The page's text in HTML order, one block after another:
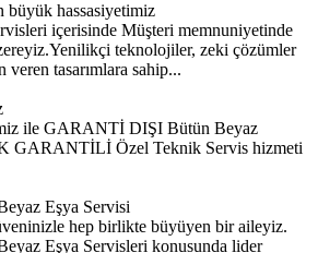
büyük hassasiyetimiz
içerisinde Müşteri memnuniyetinde
teknolojiler, zeki çözümler
veren tasarımlara sahip...
ile GARANTİ DIŞI Bütün Beyaz
GARANTİLİ Özel Teknik Servis hizmeti
Eşya Servisi
hep birlikte büyüyen bir aileyiz.
Eşya Servisleri konusunda lider